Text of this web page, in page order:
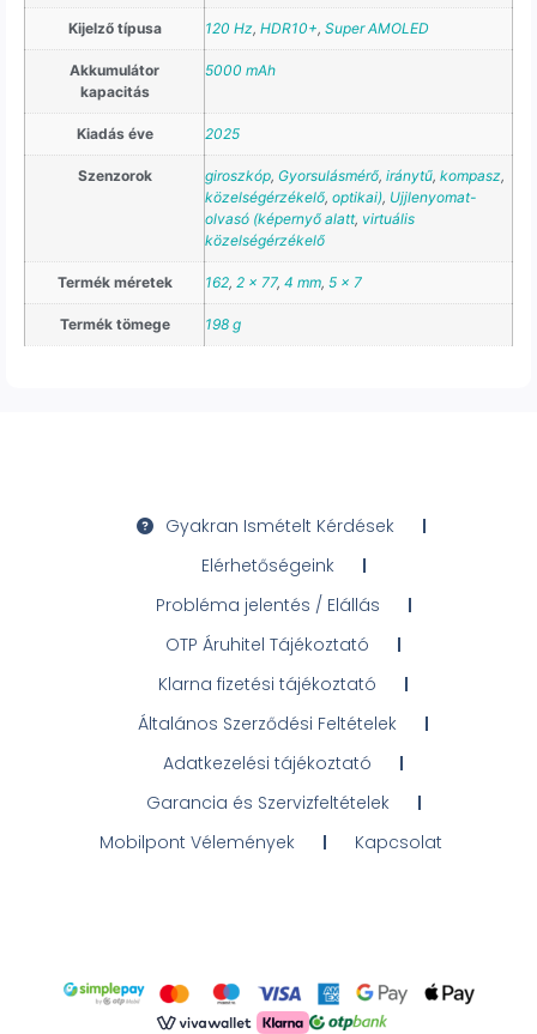
Kijelző típusa 120 Hz, HDR10+, Super AMOLED
Akkumulátor
kapacitás
5000 mAh
Kiadás éve 2025
Szenzorok giroszkóp, Gyorsulásmérő, iránytű, kompasz,
közelségérzékelő, optikai), Ujjlenyomat-
olvasó (képernyő alatt, virtuális
közelségérzékelő
Termék méretek 162, 2 x 77, 4 mm, 5 x 7
Termék tömege 198 g
Gyakran Ismételt Kérdések
Elérhetőségeink
Probléma jelentés / Elállás
OTP Áruhitel Tájékoztató
Klarna fizetési tájékoztató
Általános Szerződési Feltételek
Adatkezelési tájékoztató
Garancia és Szervizfeltételek
Mobilpont Vélemények
Kapcsolat